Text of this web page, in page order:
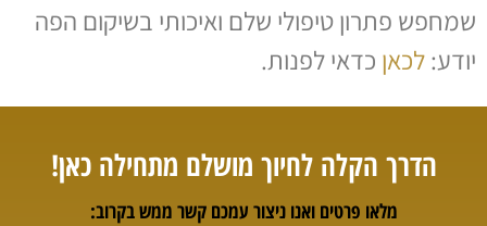
שמחפש פתרון טיפולי שלם ואיכותי בשיקום הפה
יודע:לכאן כדאי לפנות.
הדרך הקלה לחיוך מושלם מתחילה כאן!
מלאו פרטים ואנו ניצור עמכם קשר ממש בקרוב: